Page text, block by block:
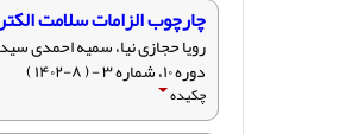
چارچوب الزامات سلامت الکترونیک ۲,۰: رویکرد کیفی برای
رویا حجازی نیا، سمیه احمدی
دوره ۱۰، شماره ۳ - ( ۸-۱۴۰۲ )
چکیده